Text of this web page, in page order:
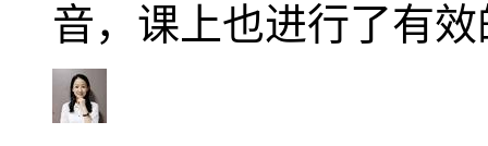
音，课上也进行了有